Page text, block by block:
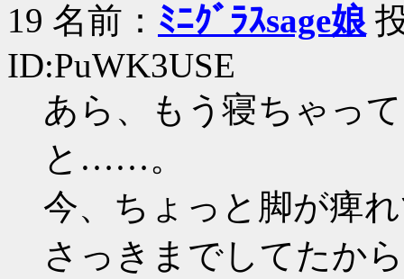
19 名前： ﾐﾆｸﾞﾗｽsage娘
ID:PuWK3USE
あら、もう寝ちゃっ
と……。
今、ちょっと脚が痺
さっきまでしてたか